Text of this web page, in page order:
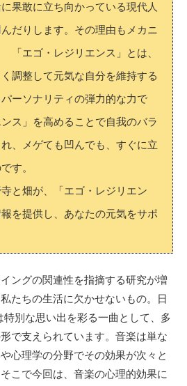
果敢に立ち向かっている現代人
だりします。その理由もメカニ
「エゴ・レジリエンス」とは、
調整して元気な自分を維持する
ーソナリティの弾力的な力で
ス」を高めることで自我のバラ
、メゲても凹んでも、すぐに立
す。
と畑が、「エゴ・レジリエン
を提供し、あなたの元気をサポ
ングの関連性を指摘する研究が増
たちの生活に欠かせないもの。日
別な思い出を彩る一曲として、多
で支えられています。音楽は単な
心理学の分野でその効果が次々と
こで今回は、音楽の心理的効果に